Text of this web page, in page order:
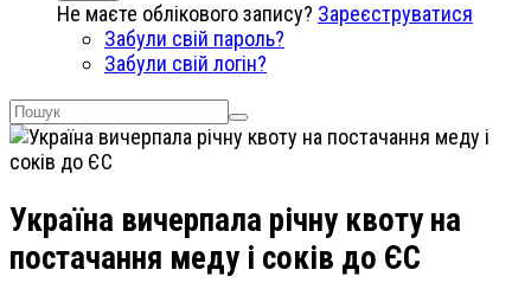
Не маєте облікового запису? Зареєструватися
Забули свій пароль?
Забули свій логін?
Україна вичерпала річну квоту на
постачання меду і соків до ЄС